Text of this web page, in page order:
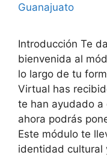
Guanajuato
Introducción Te
bienvenida al
lo largo de tu
Virtual has
te han ayudado a
ahora podrás
Este módulo te
identidad cultural